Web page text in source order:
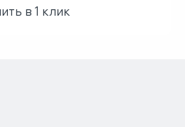
в 1 клик